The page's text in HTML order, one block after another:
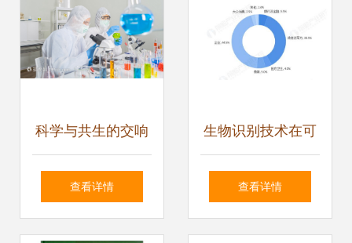
科学与共生的交响
一对西方夫妇在实
查看详情
生物识别技术在可
穿戴领域的可持续
查看详情